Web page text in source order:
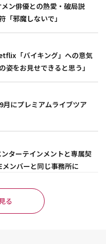
ン俳優との熱愛・破局説
邪魔しないで」
「バイキング」への意気
姿をお見せできると思う」
にプレミアムライブツア
ターテインメントと専属契
ンバーと同じ事務所に
る